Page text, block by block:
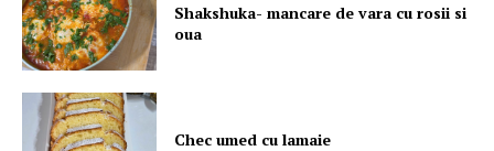
Shakshuka- mancare de vara cu rosii si
oua
Chec umed cu lamaie